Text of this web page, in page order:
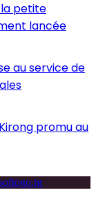
la petite
lancée
au service de
promu au